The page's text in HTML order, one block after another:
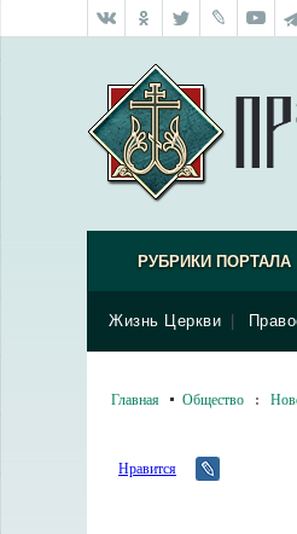
РУБРИКИ ПОРТАЛА
Жизнь Церкви
Главная Общество :
Нравится